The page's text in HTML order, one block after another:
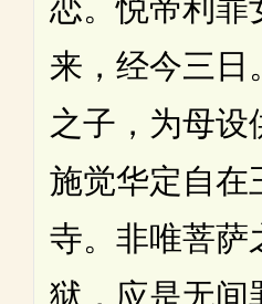
恋。悦帝利罪
来，经今三日
之子，为母设
施觉华定自在
寺。非唯菩萨
狱，应是无间